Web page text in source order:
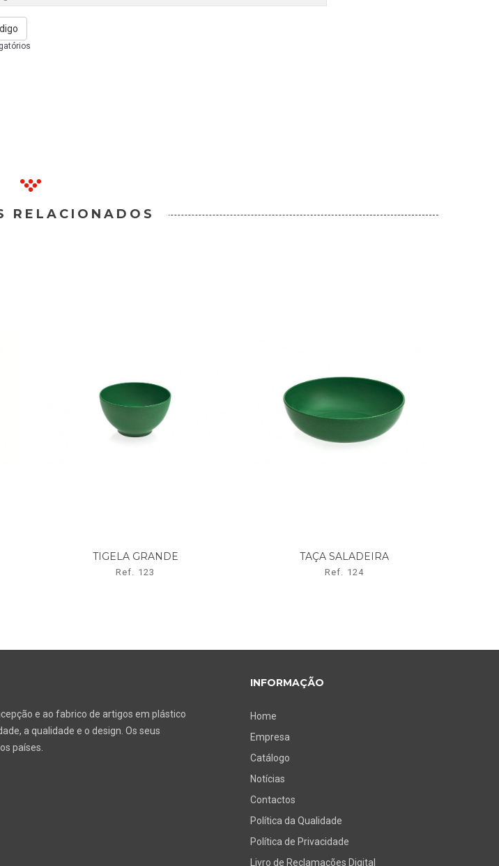
RELACIONADOS
TIGELA GRANDE
Ref. 123
TAÇA SALADEIRA
Ref. 124
e ao fabrico de artigos em plástico
a qualidade e o design. Os seus
países.
INFORMAÇÃO
Home
Empresa
Catálogo
Notícias
Contactos
Política da Qualidade
Política de Privacidade
Livro de Reclamações Digital